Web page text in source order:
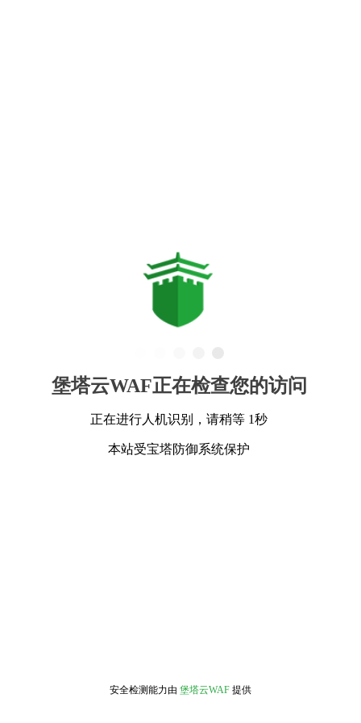
堡塔云WAF正在检查您的访问
正在进行人机识别，请稍等 1秒
本站受宝塔防御系统保护
安全检测能力由 堡塔云WAF 提供